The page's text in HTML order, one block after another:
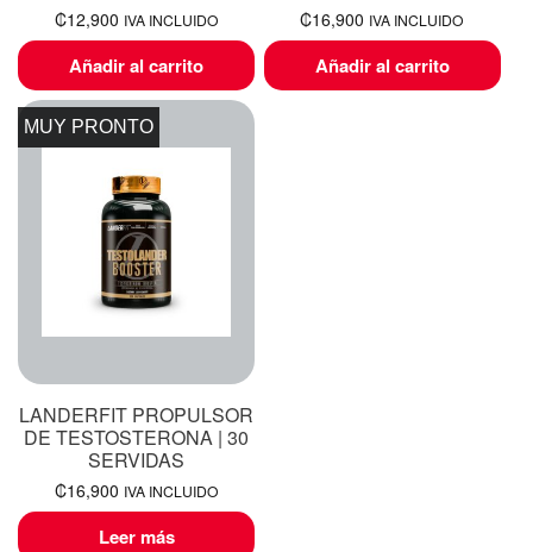
₡12,900 IVA INCLUIDO
Añadir al carrito
₡16,900 IVA INCLUIDO
Añadir al carrito
MUY PRONTO
LANDERFIT PROPULSOR
DE TESTOSTERONA | 30
SERVIDAS
₡16,900 IVA INCLUIDO
Leer más